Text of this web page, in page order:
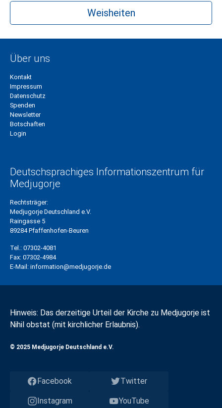
Weisheiten
Über uns
Kontakt
Impressum
Datenschutz
Spenden
Newsletter
Botschaften
Login
Deutschsprachiges Informationszentrum für
Medjugorje
Rechtsträger:
Medjugorje Deutschland e.V.
Raingasse 5
89284 Pfaffenhofen-Beuren
Tel.: 07302-4081
Fax: 07302-4984
E-Mail: information@medjugorje.de
Hinweis: Das derzeitige Urteil der Kirche zu Medjugorje ist
Nihil obstat (mit kirchlicher Erlaubnis).
© 2025 Medjugorje Deutschland e.V.
Facebook Twitter
Instagram YouTube